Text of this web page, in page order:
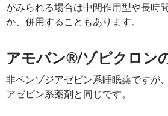
がみられる場合は中間作用型や長時
か、併用することもあります。
アモバン®/ゾピクロン
非ベンゾジアゼピン系睡眠薬ですが
アゼピン系薬剤と同じです。